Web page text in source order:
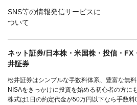
SNS等の情報発信サービスに
ついて
ネット証券/日本株・米国株・投信・FX
井証券
松井証券はシンプルな手数料体系、豊富な無
NISAをきっかけに投資を始める初心者の方に
株式は1日の約定代金が50万円以下なら手数